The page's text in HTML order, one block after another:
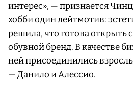
интерес», — признается
хобби один лейтмотив:
решила, что готова открыть
обувной бренд. В качестве
ней присоединились
— Данило и Алессио.